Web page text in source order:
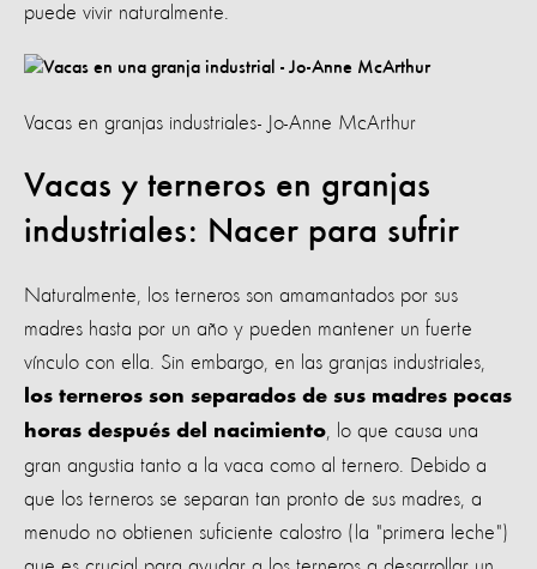
puede vivir naturalmente.
Vacas en granjas industriales- Jo-Anne McArthur
Vacas y terneros en granjas
industriales: Nacer para sufrir
Naturalmente, los terneros son amamantados por sus
madres hasta por un año y pueden mantener un fuerte
vínculo con ella. Sin embargo, en las granjas industriales,
los terneros son separados de sus madres pocas
horas después del nacimiento , lo que causa una
gran angustia tanto a la vaca como al ternero. Debido a
que los terneros se separan tan pronto de sus madres, a
menudo no obtienen suficiente calostro (la "primera leche")